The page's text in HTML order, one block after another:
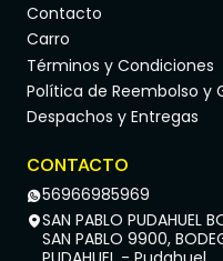
Contacto
Carro
Términos y Condiciones
Política de Reembolso y
Despachos y Entregas
CONTACTO
56966985969
SAN PABLO PUDAHUEL
SAN PABLO 9900,